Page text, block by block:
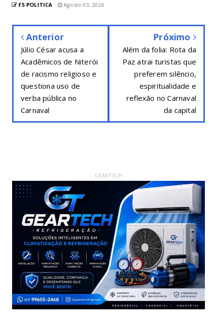
F5 POLITICA Agosto 03, 2026
Anterior
Júlio César acusa a
Acadêmicos de Niterói
de racismo religioso e
questiona uso de
verba pública no
Carnaval
Próximo
Além da folia: Rota da
Paz atrai turistas que
preferem silêncio,
espiritualidade e
reflexão no Carnaval
da capital
- GEARTECH -